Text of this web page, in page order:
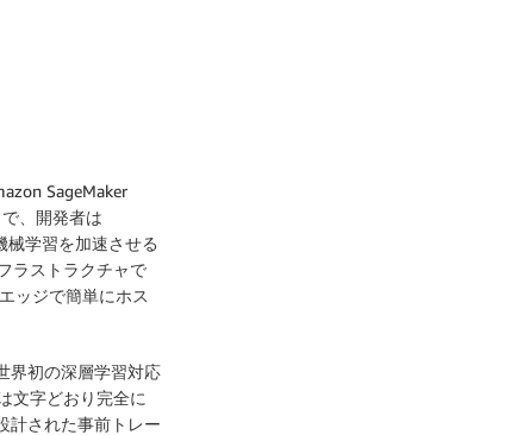
SageMaker
、開発者は
械学習を加速させる
ラストラクチャで
ッジで簡単にホス
界初の深層学習対応
文字どおり完全に
計された事前トレー